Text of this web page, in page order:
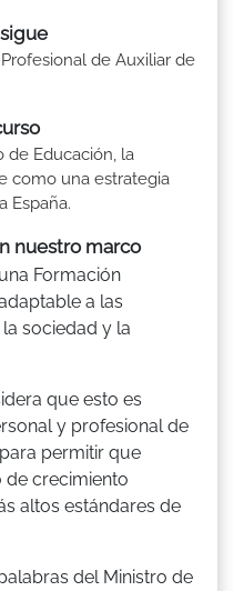
de Auxiliar de
de Educación, la
como una estrategia
España.
nuestro marco
Formación
a las
sociedad y la
que esto es
y profesional de
permitir que
de crecimiento
altos estándares de
del Ministro de